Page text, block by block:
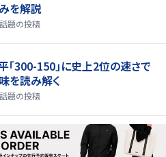
を解説
話題の投稿
「300-150」に史上2位の速さで
を読み解く
話題の投稿